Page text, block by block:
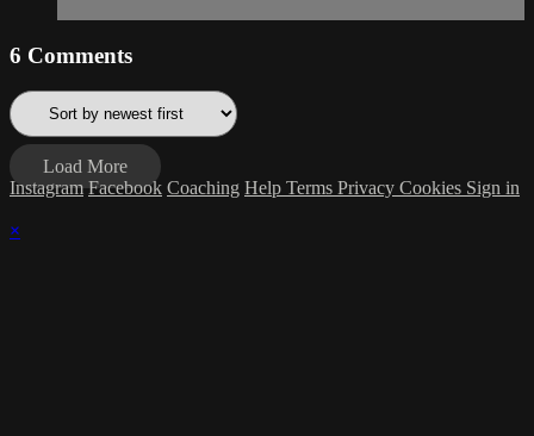
6 Comments
Load More
Instagram Facebook Coaching Help Terms Privacy Cookies Sign in
×